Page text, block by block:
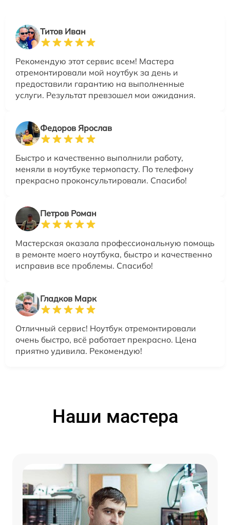
Титов Иван
Рекомендую этот сервис всем! Мастера
отремонтировали мой ноутбук за день и
предоставили гарантию на выполненные
услуги. Результат превзошел мои ожидания.
Федоров Ярослав
Быстро и качественно выполнили работу,
меняли в ноутбуке термопасту. По телефону
прекрасно проконсультировали. Спасибо!
Петров Роман
Мастерская оказала профессиональную помощь
в ремонте моего ноутбука, быстро и качественно
исправив все проблемы. Спасибо!
Гладков Марк
Отличный сервис! Ноутбук отремонтировали
очень быстро, всё работает прекрасно. Цена
приятно удивила. Рекомендую!
Наши мастера